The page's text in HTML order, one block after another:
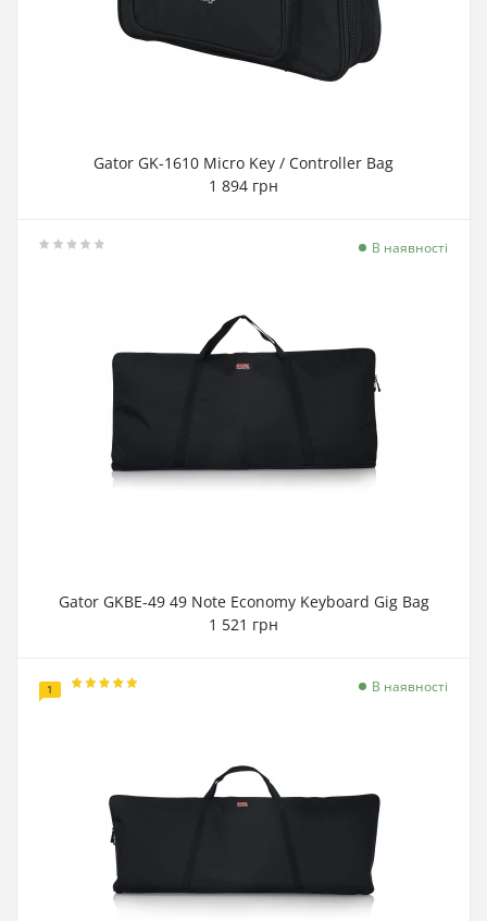
Gator GK-1610 Micro Key / Controller Bag
1 894 грн
В наявності
Gator GKBE-49 49 Note Economy Keyboard Gig Bag
1 521 грн
1 В наявності